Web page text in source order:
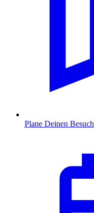
Plane Deinen Besuch